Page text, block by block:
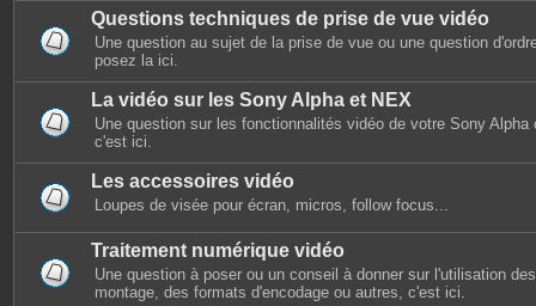
Questions techniques de prise de vue vidéo
Une question au sujet de la prise de vue ou une question
posez la ici.
La vidéo sur les Sony Alpha et NEX
Une question sur les fonctionnalités vidéo de votre Sony Alpha
c'est ici.
Les accessoires vidéo
Loupes de visée pour écran, micros, follow focus...
Traitement numérique vidéo
Une question à poser ou un conseil à donner sur l'utilisation
montage, des formats d'encodage ou autres, c'est ici.